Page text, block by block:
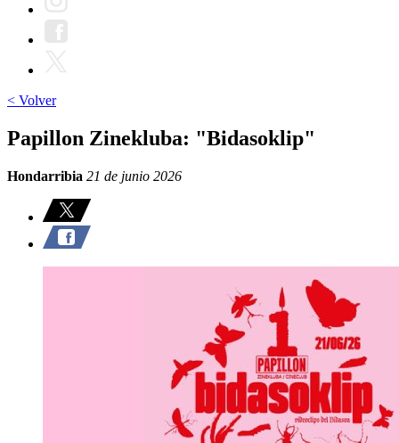
< Volver
Papillon Zinekluba: "Bidasoklip"
Hondarribia 21 de junio 2026